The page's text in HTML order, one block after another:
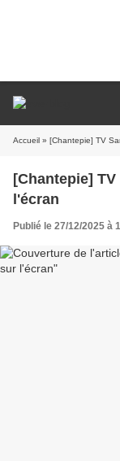
Accueil » [Chantepie] TV
[Chantepie]
l'écran
Publié le 27/12/2025 à